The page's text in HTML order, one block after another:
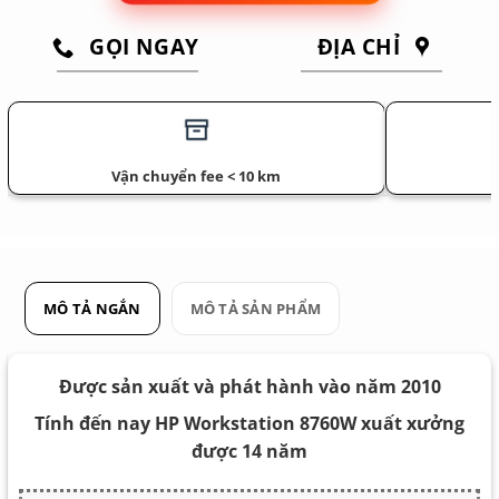
GỌI NGAY ĐỊA CHỈ
Vận chuyển fee < 10 km
MÔ TẢ NGẮN MÔ TẢ SẢN PHẨM
Được sản xuất và phát hành vào năm 2010
Tính đến nay HP Workstation 8760W xuất xưởng
được 14 năm